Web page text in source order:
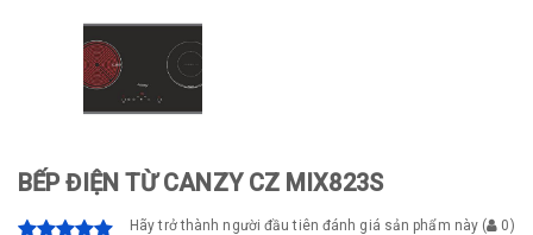
BẾP ĐIỆN TỪ CANZY CZ MIX823S
Hãy trở thành người đầu tiên đánh giá sản phẩm này ( 0)